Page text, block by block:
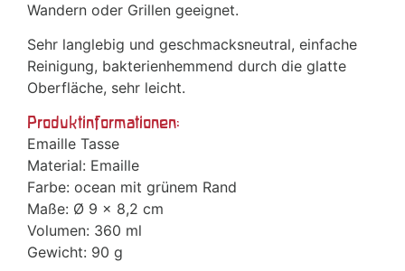
Wandern oder Grillen geeignet.
Sehr langlebig und geschmacksneutral, einfache
Reinigung, bakterienhemmend durch die glatte
Oberfläche, sehr leicht.
Produktinformationen:
Emaille Tasse
Material: Emaille
Farbe: ocean mit grünem Rand
Maße: Ø 9 x 8,2 cm
Volumen: 360 ml
Gewicht: 90 g